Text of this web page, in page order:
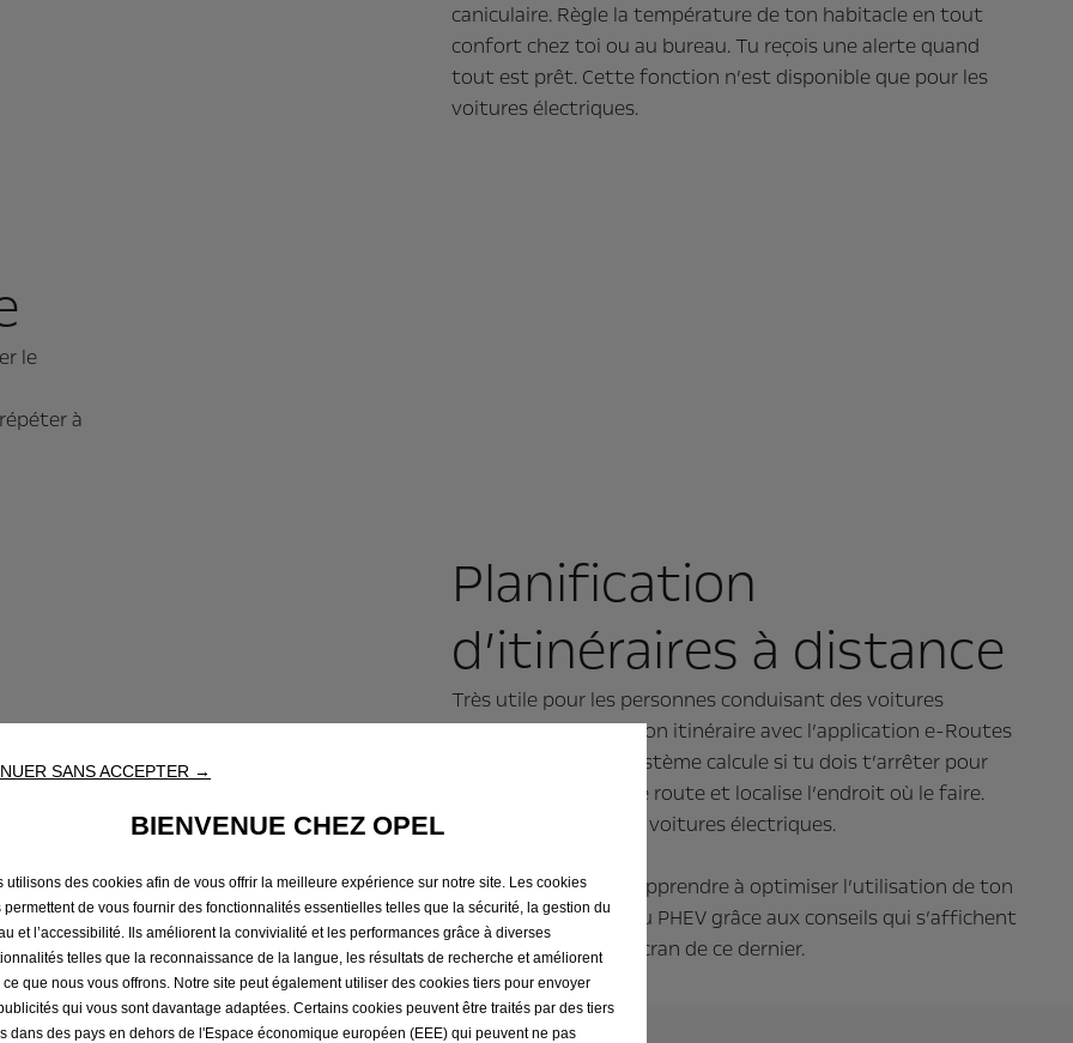
caniculaire. Règle la température de ton habitacle en tout
confort chez toi ou au bureau. Tu reçois une alerte quand
tout est prêt. Cette fonction n’est disponible que pour les
voitures électriques.
le
à
Planification
d’itinéraires à distance
Très utile pour les personnes conduisant des voitures
électriques: planifie ton itinéraire avec l’application e-Routes
avant de partir. Le système calcule si tu dois t’arrêter pour
recharger en cours de route et localise l’endroit où le faire.
Uniquement pour les voitures électriques.
Tu peux également apprendre à optimiser l’utilisation de ton
véhicule électrique ou PHEV grâce aux conseils qui s’affichent
régulièrement sur l’écran de ce dernier.
SANS ACCEPTER →
BIENVENUE CHEZ OPEL
utilisons des cookies afin de vous offrir la meilleure expérience sur notre site. Les cookies
permettent de vous fournir des fonctionnalités essentielles telles que la sécurité, la gestion du
et l’accessibilité. Ils améliorent la convivialité et les performances grâce à diverses
telles que la reconnaissance de la langue, les résultats de recherche et améliorent
que nous vous offrons. Notre site peut également utiliser des cookies tiers pour envoyer
qui vous sont davantage adaptées. Certains cookies peuvent être traités par des tiers
dans des pays en dehors de l'Espace économique européen (EEE) qui peuvent ne pas